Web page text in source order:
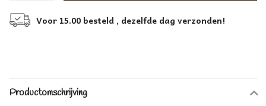
Voor 15.00 besteld , dezelfde dag verzonden!
Productomschrijving